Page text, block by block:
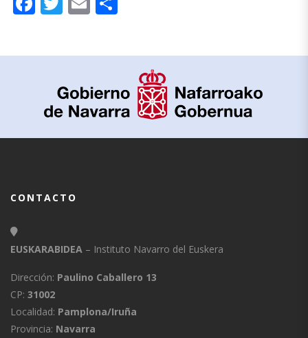
CONTACTO
EUSKARABIDEA – Instituto Navarro del Euskera
Dirección: Paulino Caballero 13
CP: 31002
Localidad: Pamplona/Iruña
Provincia: Navarra